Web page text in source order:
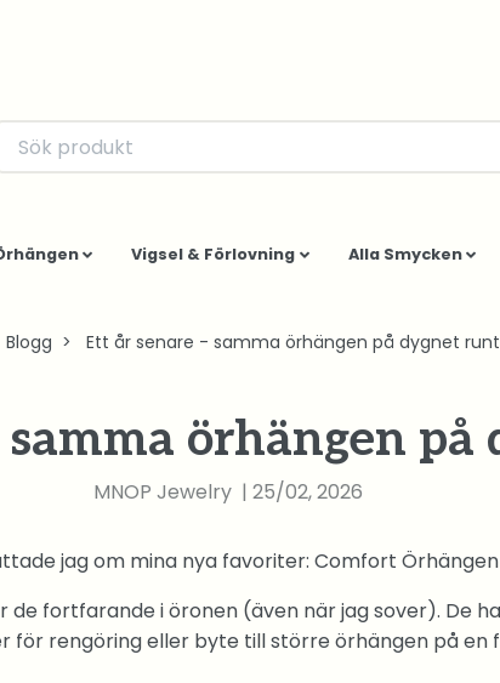
Vigsel & Förlovning Alla Smycken
Blogg Ett år senare - samma örhängen på dygnet
samma örhängen
MNOP Jewelry | 25/02, 2026
jag om mina nya favoriter: Comfort
de fortfarande i öronen (även när jag sover). De
för rengöring eller byte till större örhängen på en